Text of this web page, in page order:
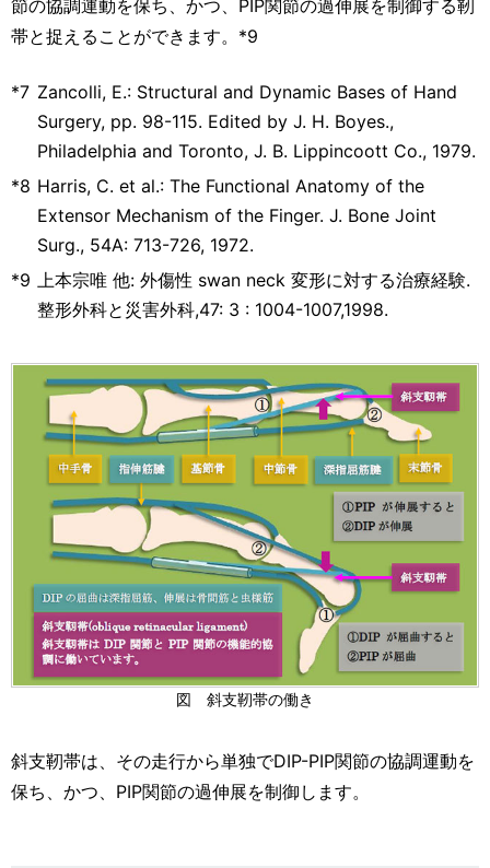
節の協調運動を保ち、かつ、PIP関節の過伸展を制御する靭
帯と捉えることができます。*9
*7 Zancolli, E.: Structural and Dynamic Bases of Hand
Surgery, pp. 98-115. Edited by J. H. Boyes.,
Philadelphia and Toronto, J. B. Lippincoott Co., 1979.
*8 Harris, C. et al.: The Functional Anatomy of the
Extensor Mechanism of the Finger. J. Bone Joint
Surg., 54A: 713-726, 1972.
*9
上本宗唯 他: 外傷性 swan neck 変形に対する治療経験.
整形外科と災害外科,47: 3 : 1004-1007,1998.
図 斜支靭帯の働き
斜支靭帯は、その走行から単独でDIP-PIP関節の協調運動を
保ち、かつ、PIP関節の過伸展を制御します。